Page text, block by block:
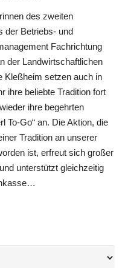
des zweiten
der Betriebs- und
Fachrichtung
der Landwirtschaftlichen
Kleßheim setzen auch in
ihre beliebte Tradition fort
ihre begehrten
To-Go“ an. Die Aktion, die
Tradition an unserer
ist, erfreut sich großer
unterstützt gleichzeitig